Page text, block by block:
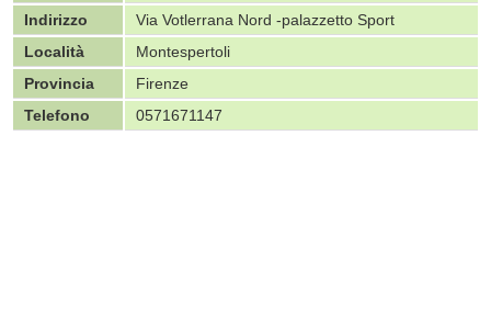
Indirizzo
Via Votlerrana Nord -palazzetto Sport
Località
Montespertoli
Provincia
Firenze
Telefono
0571671147